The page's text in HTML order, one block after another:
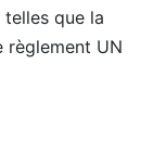
que la
règlement UN